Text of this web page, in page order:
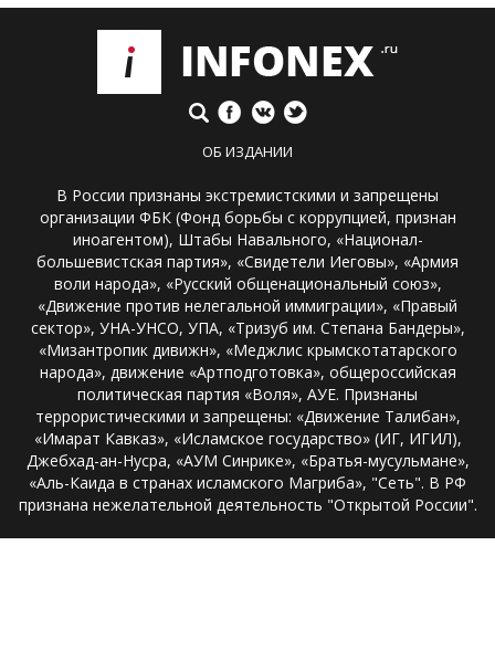
ОБ ИЗДАНИИ
В России признаны экстремистскими и запрещены
организации ФБК (Фонд борьбы с коррупцией, признан
иноагентом), Штабы Навального, «Национал-
большевистская партия», «Свидетели Иеговы», «Армия
воли народа», «Русский общенациональный союз»,
«Движение против нелегальной иммиграции», «Правый
сектор», УНА-УНСО, УПА, «Тризуб им. Степана Бандеры»,
«Мизантропик дивижн», «Меджлис крымскотатарского
народа», движение «Артподготовка», общероссийская
политическая партия «Воля», АУЕ. Признаны
террористическими и запрещены: «Движение Талибан»,
«Имарат Кавказ», «Исламское государство» (ИГ, ИГИЛ),
Джебхад-ан-Нусра, «АУМ Синрике», «Братья-мусульмане»,
«Аль-Каида в странах исламского Магриба», "Сеть". В РФ
признана нежелательной деятельность "Открытой России".